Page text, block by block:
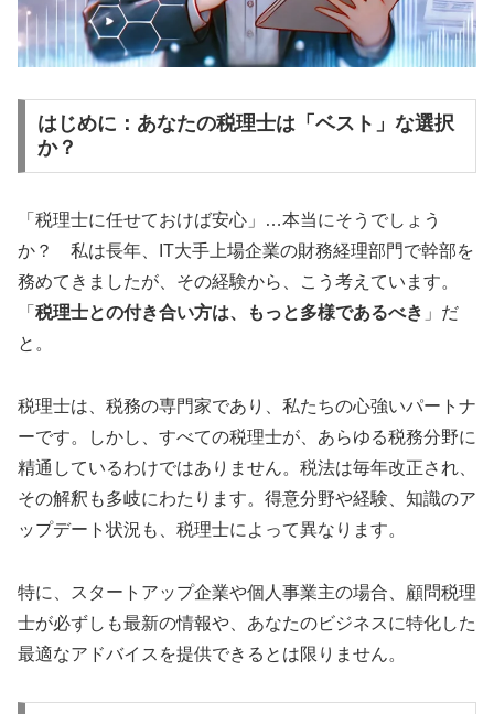
はじめに：あなたの税理士は「ベスト」な選択
か？
「税理士に任せておけば安心」…本当にそうでしょう
か？ 私は長年、IT大手上場企業の財務経理部門で幹部を
務めてきましたが、その経験から、こう考えています。
「 税理士との付き合い方は、もっと多様であるべき 」だ
と。
税理士は、税務の専門家であり、私たちの心強いパートナ
ーです。しかし、すべての税理士が、あらゆる税務分野に
精通しているわけではありません。税法は毎年改正され、
その解釈も多岐にわたります。得意分野や経験、知識のア
ップデート状況も、税理士によって異なります。
特に、スタートアップ企業や個人事業主の場合、顧問税理
士が必ずしも最新の情報や、あなたのビジネスに特化した
最適なアドバイスを提供できるとは限りません。